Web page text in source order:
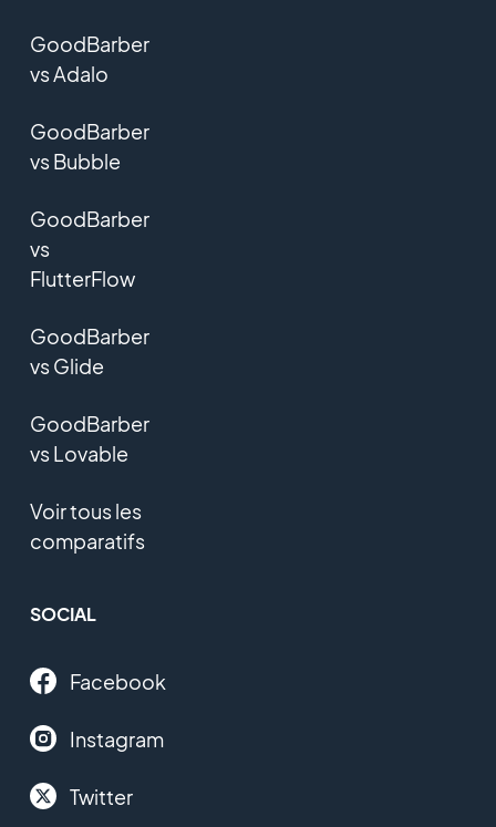
GoodBarber
vs Adalo
GoodBarber
vs Bubble
GoodBarber
vs
FlutterFlow
GoodBarber
vs Glide
GoodBarber
vs Lovable
Voir tous les
comparatifs
SOCIAL
Facebook
Instagram
Twitter